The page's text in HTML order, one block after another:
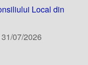
Local din
31/07/2026